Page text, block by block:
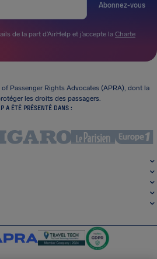
Abonnez-vous
de la part d’AirHelp et j’accepte la Charte
Passenger Rights Advocates (APRA), dont la
les droits des passagers.
A ÉTÉ PRÉSENTÉ DANS :